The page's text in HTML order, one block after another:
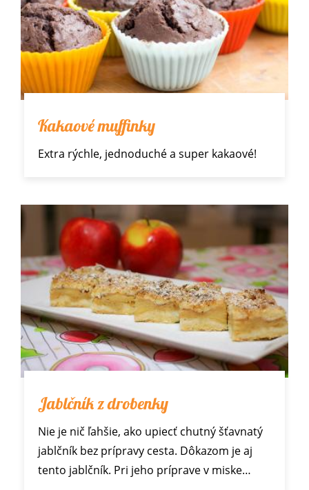
Kakaové muffinky
Extra rýchle, jednoduché a super kakaové!
Jablčník z drobenky
Nie je nič ľahšie, ako upiecť chutný šťavnatý
jablčník bez prípravy cesta. Dôkazom je aj
tento jablčník. Pri jeho príprave v miske…